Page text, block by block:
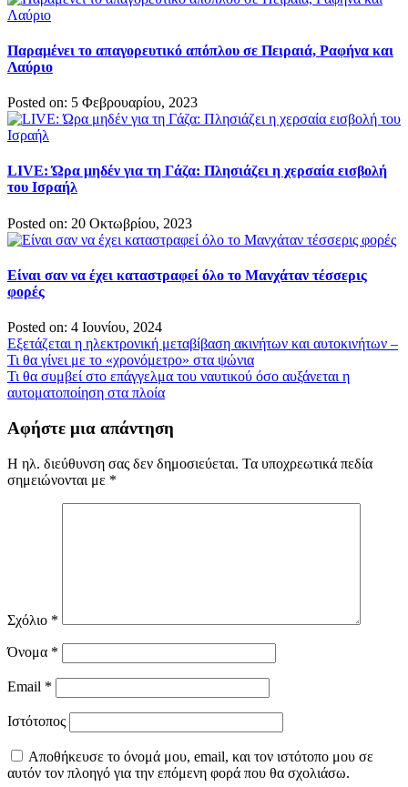
Παραμένει το απαγορευτικό απόπλου σε Πειραιά, Ραφήνα και
Λαύριο
Posted on: 5 Φεβρουαρίου, 2023
LIVE: Ώρα μηδέν για τη Γάζα: Πλησιάζει η χερσαία εισβολή
του Ισραήλ
Posted on: 20 Οκτωβρίου, 2023
Είναι σαν να έχει καταστραφεί όλο το Μανχάταν τέσσερις
φορές
Posted on: 4 Ιουνίου, 2024
Πλοήγηση
άρθρων
Εξετάζεται η ηλεκτρονική μεταβίβαση ακινήτων και αυτοκινήτων –
Τι θα γίνει με το «χρονόμετρο» στα ψώνια
Τι θα συμβεί στο επάγγελμα του ναυτικού όσο αυξάνεται η
αυτοματοποίηση στα πλοία
Αφήστε μια απάντηση
Η ηλ. διεύθυνση σας δεν δημοσιεύεται. Τα υποχρεωτικά πεδία
σημειώνονται με *
Σχόλιο *
Όνομα *
Email *
Ιστότοπος
Αποθήκευσε το όνομά μου, email, και τον ιστότοπο μου σε
αυτόν τον πλοηγό για την επόμενη φορά που θα σχολιάσω.